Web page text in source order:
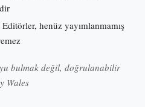
Editörler, henüz yayımlanmamış
bulmak değil, doğrulanabilir
Wales